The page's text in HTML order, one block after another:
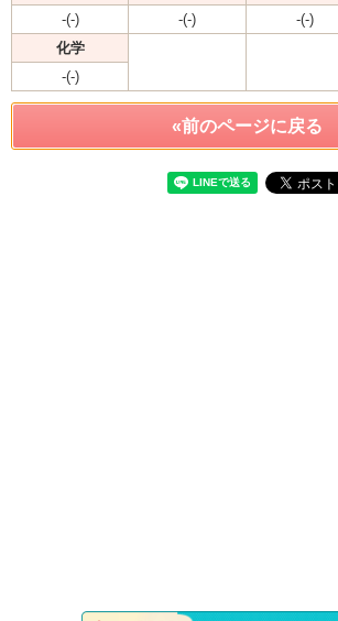
-(-)
-(-) -(-)
化学
-(-)
«前のページに戻る